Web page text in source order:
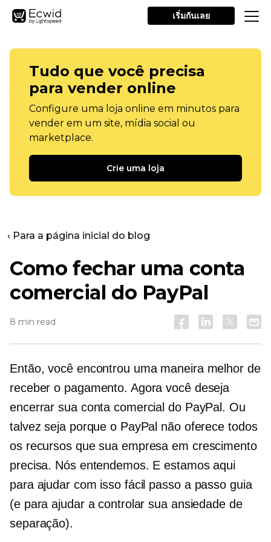
เริ่มกันเลย
Tudo que você precisa
para vender online
Configure uma loja online em minutos para
vender em um site, mídia social ou
marketplace.
Crie uma loja
‹ Para a página inicial do blog
Como fechar uma conta
comercial do PayPal
8 min read
Então, você encontrou uma maneira melhor de
receber o pagamento. Agora você deseja
encerrar sua conta comercial do PayPal. Ou
talvez seja porque o PayPal não oferece todos
os recursos que sua empresa em crescimento
precisa. Nós entendemos. E estamos aqui
para ajudar com isso fácil passo a passo guia
(e para ajudar a controlar sua ansiedade de
separação).